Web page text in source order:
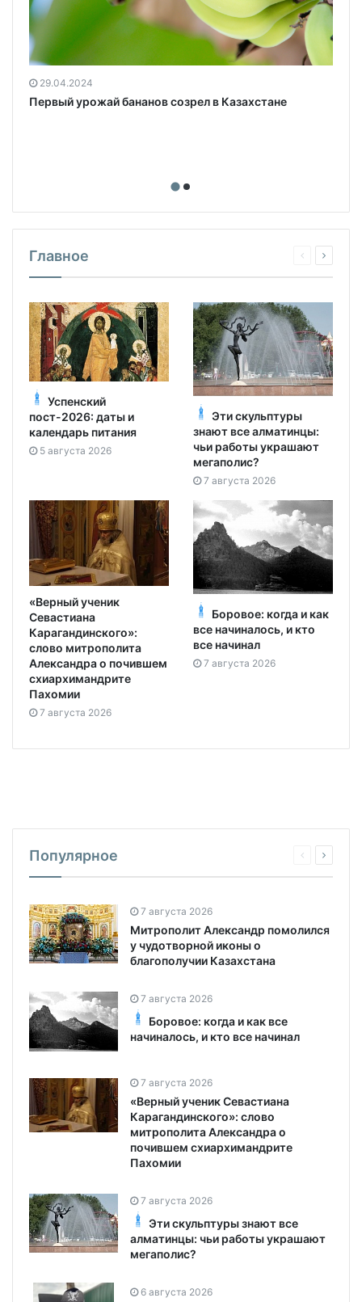
29.04.2024
Первый урожай бананов созрел в Казахстане
Главное
Успенский
пост-2026: даты и
календарь питания
5 августа 2026
Эти скульптуры
знают все алматинцы:
чьи работы украшают
мегаполис?
7 августа 2026
«Верный ученик
Севастиана
Карагандинского»:
слово митрополита
Александра о почившем
схиархимандрите
Пахомии
7 августа 2026
Боровое: когда и как
все начиналось, и кто
все начинал
7 августа 2026
Популярное
7 августа 2026
Митрополит Александр помолился
у чудотворной иконы о
благополучии Казахстана
7 августа 2026
Боровое: когда и как все
начиналось, и кто все начинал
7 августа 2026
«Верный ученик Севастиана
Карагандинского»: слово
митрополита Александра о
почившем схиархимандрите
Пахомии
7 августа 2026
Эти скульптуры знают все
алматинцы: чьи работы украшают
мегаполис?
6 августа 2026